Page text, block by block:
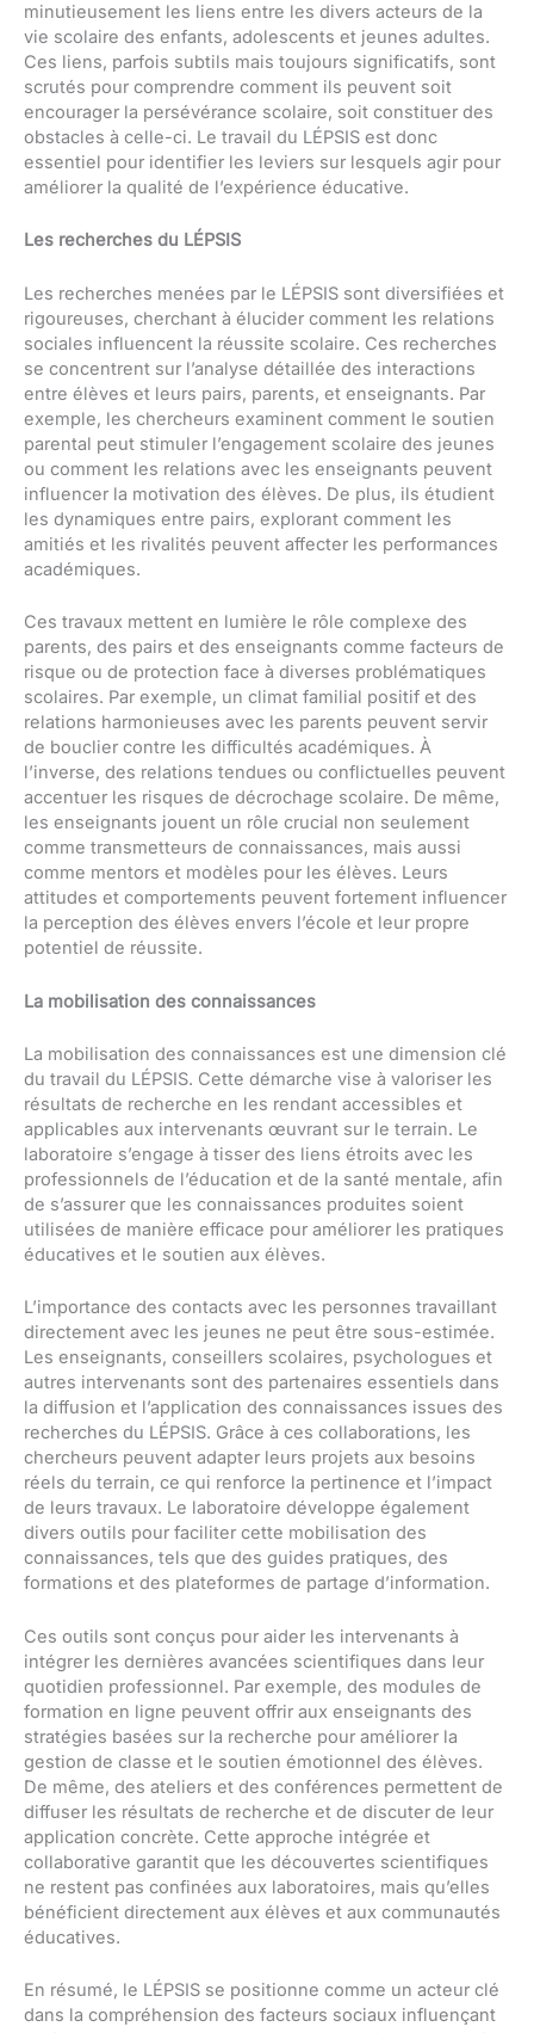
minutieusement les liens entre les divers acteurs de la
vie scolaire des enfants, adolescents et jeunes adultes.
Ces liens, parfois subtils mais toujours significatifs, sont
scrutés pour comprendre comment ils peuvent soit
encourager la persévérance scolaire, soit constituer des
obstacles à celle-ci. Le travail du LÉPSIS est donc
essentiel pour identifier les leviers sur lesquels agir pour
améliorer la qualité de l’expérience éducative.
Les recherches du LÉPSIS
Les recherches menées par le LÉPSIS sont diversifiées et
rigoureuses, cherchant à élucider comment les relations
sociales influencent la réussite scolaire. Ces recherches
se concentrent sur l’analyse détaillée des interactions
entre élèves et leurs pairs, parents, et enseignants. Par
exemple, les chercheurs examinent comment le soutien
parental peut stimuler l’engagement scolaire des jeunes
ou comment les relations avec les enseignants peuvent
influencer la motivation des élèves. De plus, ils étudient
les dynamiques entre pairs, explorant comment les
amitiés et les rivalités peuvent affecter les performances
académiques.
Ces travaux mettent en lumière le rôle complexe des
parents, des pairs et des enseignants comme facteurs de
risque ou de protection face à diverses problématiques
scolaires. Par exemple, un climat familial positif et des
relations harmonieuses avec les parents peuvent servir
de bouclier contre les difficultés académiques. À
l’inverse, des relations tendues ou conflictuelles peuvent
accentuer les risques de décrochage scolaire. De même,
les enseignants jouent un rôle crucial non seulement
comme transmetteurs de connaissances, mais aussi
comme mentors et modèles pour les élèves. Leurs
attitudes et comportements peuvent fortement influencer
la perception des élèves envers l’école et leur propre
potentiel de réussite.
La mobilisation des connaissances
La mobilisation des connaissances est une dimension clé
du travail du LÉPSIS. Cette démarche vise à valoriser les
résultats de recherche en les rendant accessibles et
applicables aux intervenants œuvrant sur le terrain. Le
laboratoire s’engage à tisser des liens étroits avec les
professionnels de l’éducation et de la santé mentale, afin
de s’assurer que les connaissances produites soient
utilisées de manière efficace pour améliorer les pratiques
éducatives et le soutien aux élèves.
L’importance des contacts avec les personnes travaillant
directement avec les jeunes ne peut être sous-estimée.
Les enseignants, conseillers scolaires, psychologues et
autres intervenants sont des partenaires essentiels dans
la diffusion et l’application des connaissances issues des
recherches du LÉPSIS. Grâce à ces collaborations, les
chercheurs peuvent adapter leurs projets aux besoins
réels du terrain, ce qui renforce la pertinence et l’impact
de leurs travaux. Le laboratoire développe également
divers outils pour faciliter cette mobilisation des
connaissances, tels que des guides pratiques, des
formations et des plateformes de partage d’information.
Ces outils sont conçus pour aider les intervenants à
intégrer les dernières avancées scientifiques dans leur
quotidien professionnel. Par exemple, des modules de
formation en ligne peuvent offrir aux enseignants des
stratégies basées sur la recherche pour améliorer la
gestion de classe et le soutien émotionnel des élèves.
De même, des ateliers et des conférences permettent de
diffuser les résultats de recherche et de discuter de leur
application concrète. Cette approche intégrée et
collaborative garantit que les découvertes scientifiques
ne restent pas confinées aux laboratoires, mais qu’elles
bénéficient directement aux élèves et aux communautés
éducatives.
En résumé, le LÉPSIS se positionne comme un acteur clé
dans la compréhension des facteurs sociaux influençant